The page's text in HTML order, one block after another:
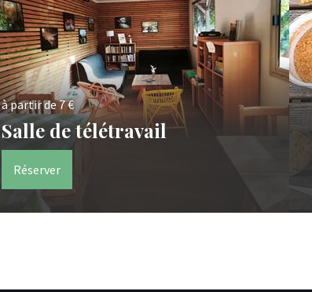
à partir de 7 €
Salle de télétravail
Réserver